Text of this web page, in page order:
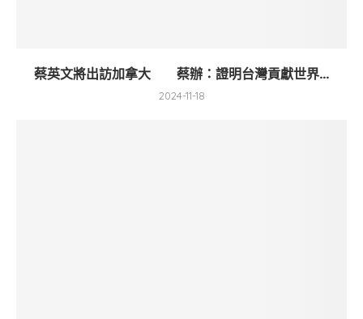
蔡英文將出訪加拿大 蔡辦：證明台灣貢獻世界...
2024-11-18